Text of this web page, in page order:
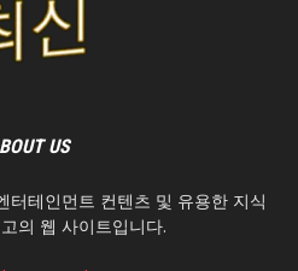
US
테인먼트 컨텐츠 및 유용한 지식
의 웹 사이트입니다.